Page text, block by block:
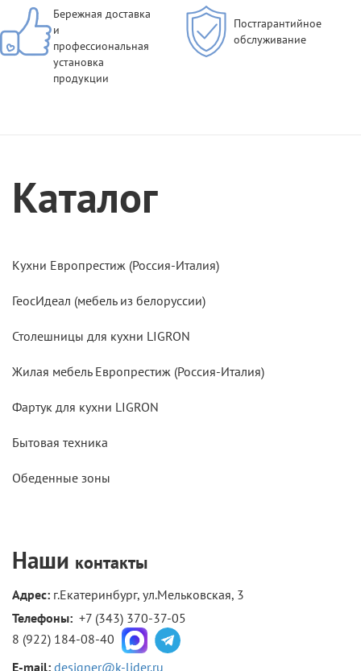
Бережная доставка
и
профессиональная
установка
продукции
Постгарантийное
обслуживание
Каталог
Кухни Европрестиж (Россия-Италия)
ГеосИдеал (мебель из белоруссии)
Столешницы для кухни LIGRON
Жилая мебель Европрестиж (Россия-Италия)
Фартук для кухни LIGRON
Бытовая техника
Обеденные зоны
Наши контакты
Адрес: г.Екатеринбург, ул.Мельковская, 3
Телефоны: +7 (343) 370-37-05
8 (922) 184-08-40
E-mail: designer@k-lider.ru